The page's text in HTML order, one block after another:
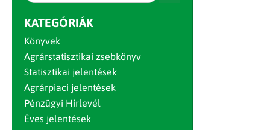
KATEGÓRIÁK
Könyvek
Agrárstatisztikai zsebkönyv
Statisztikai jelentések
Agrárpiaci jelentések
Pénzügyi Hírlevél
Éves jelentések